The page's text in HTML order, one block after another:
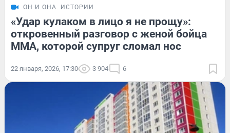
ОН И ОНА ИСТОРИИ
«Удар кулаком в лицо я не прощу»:
откровенный разговор с женой бойца
ММА, которой супруг сломал нос
22 января, 2026, 17:30 3 904 6